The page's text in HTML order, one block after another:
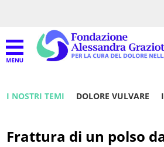
I NOSTRI TEMI DOLORE VULVARE
Frattura di un polso